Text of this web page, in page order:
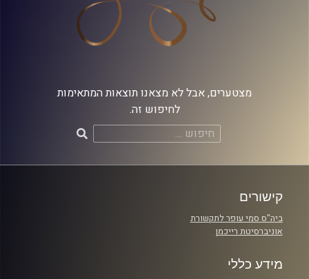
מצטערים, אבל לא מצאנו תוצאות המתאימות
לחיפוש זה.
חיפוש:
קישורים
ביה"ס סמי עופר לתקשורת
אוניברסיטת רייכמן
מידע כללי